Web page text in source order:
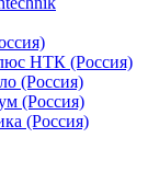
НТК (Россия)
(Россия)
(Россия)
(Россия)